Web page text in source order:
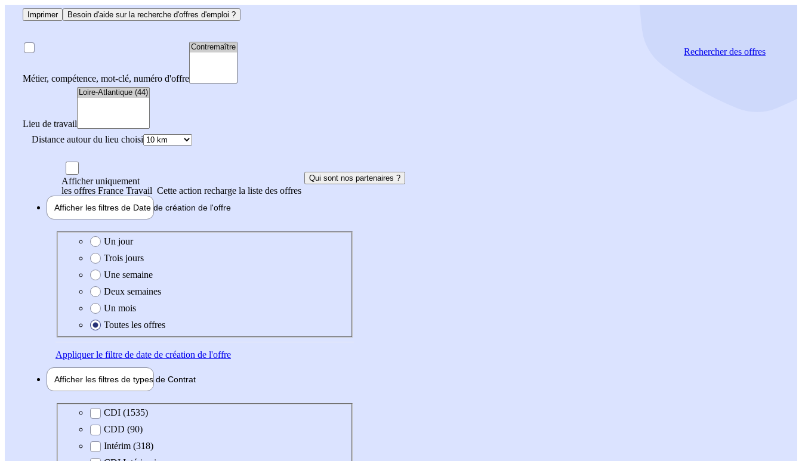
Imprimer Besoin d'aide sur la recherche d'offres d'emploi ?
Métier, compétence, mot-clé, numéro d'offre
Lieu de travail
Distance autour du lieu choisi
Rechercherdes offres
Afficher uniquement
les offres France Travail Cette action recharge la liste des offres
Qui sont nos partenaires ?
Afficher les filtres de Date de création de l'offre
Date de création de l'offre
Un jour
Trois jours
Une semaine
Deux semaines
Un mois
Toutes les offres
Appliquerle filtre de date de création de l'offre
Afficher les filtres de types de Contrat
Type de contratCDI (1535)
CDD (90)
Intérim (318)